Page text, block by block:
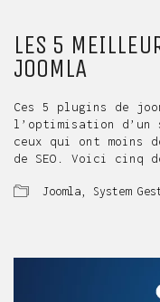
LES 5
JOOMLA
Ces 5 plugins de
l’optimisation
ceux qui ont moins
de SEO. Voici cinq
Joomla System